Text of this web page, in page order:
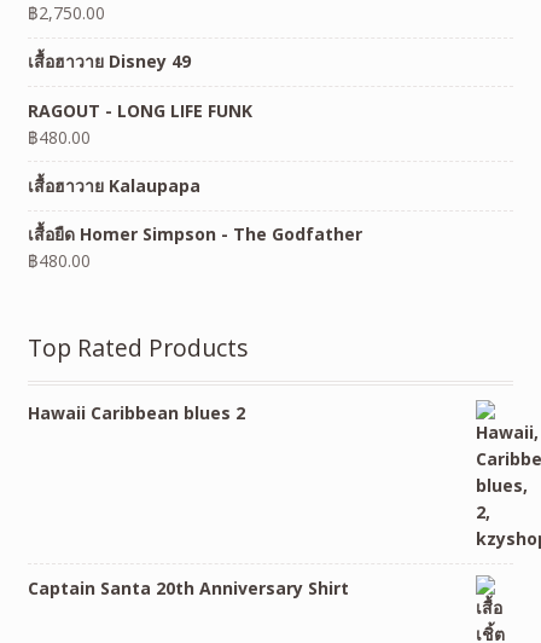
฿2,750.00
เสื้อฮาวาย Disney 49
RAGOUT - LONG LIFE FUNK
฿480.00
เสื้อฮาวาย Kalaupapa
เสื้อยืด Homer Simpson - The Godfather
฿480.00
Top Rated Products
Hawaii Caribbean blues 2
Captain Santa 20th Anniversary Shirt